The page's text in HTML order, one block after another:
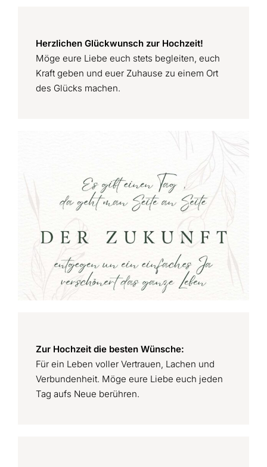
Herzlichen Glückwunsch zur Hochzeit!
Möge eure Liebe euch stets begleiten, euch
Kraft geben und euer Zuhause zu einem Ort
des Glücks machen.
Zur Hochzeit die besten Wünsche:
Für ein Leben voller Vertrauen, Lachen und
Verbundenheit. Möge eure Liebe euch jeden
Tag aufs Neue berühren.